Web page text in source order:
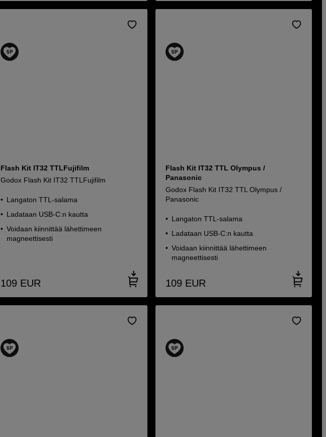
Flash Kit IT32 TTLFujifilm
Godox Flash Kit IT32 TTLFujifilm
Langaton TTL-salama
Ladataan USB-C:n kautta
Voidaan kiinnittää lähettimeen
magneettisesti
109 EUR
Flash Kit IT32 TTL Olympus /
Panasonic
Godox Flash Kit IT32 TTL Olympus /
Panasonic
Langaton TTL-salama
Ladataan USB-C:n kautta
Voidaan kiinnittää lähettimeen
magneettisesti
109 EUR